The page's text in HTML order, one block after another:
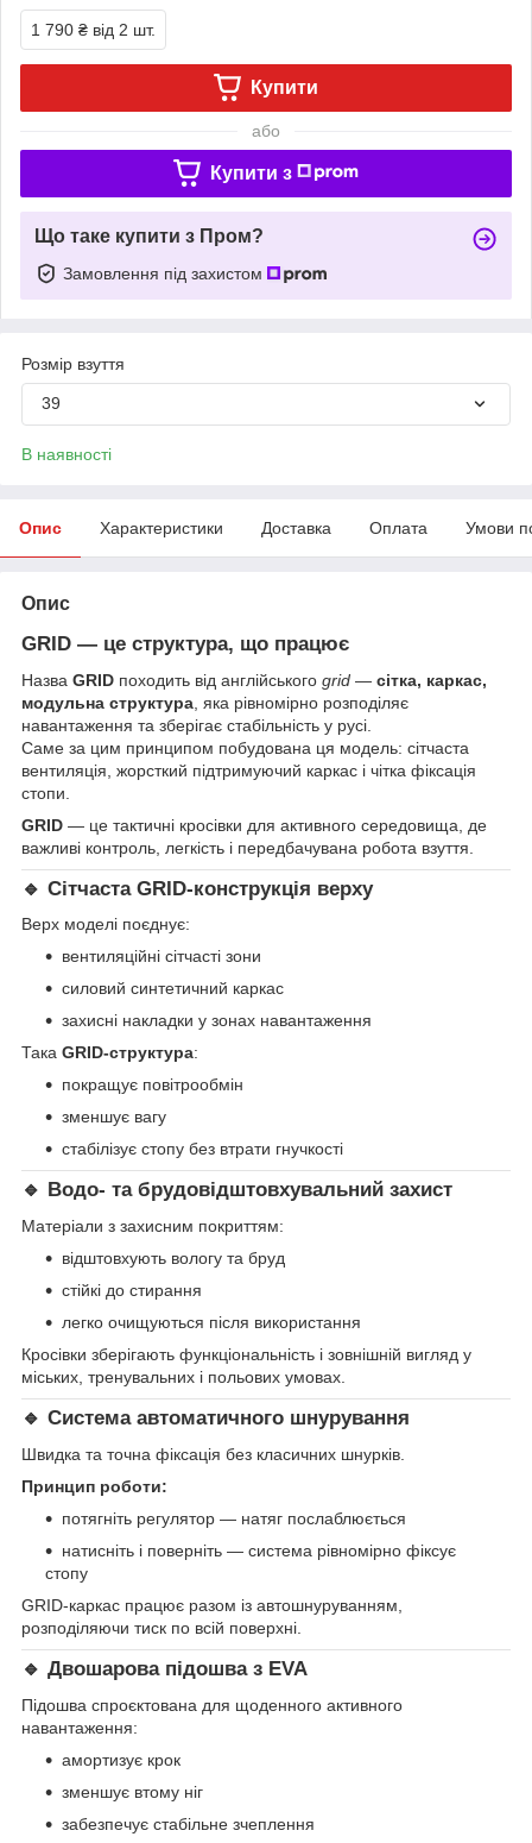
1 790 ₴ від 2 шт.
Купити
або
Купити з
Що таке купити з Пром?
Замовлення під захистом
Розмір взуття
39
В наявності
Опис Характеристики Доставка Оплата Умови
Опис
GRID — це структура, що працює
Назва GRID походить від англійського grid — сітка, каркас,
модульна структура , яка рівномірно розподіляє
навантаження та зберігає стабільність у русі.
Саме за цим принципом побудована ця модель: сітчаста
вентиляція, жорсткий підтримуючий каркас і чітка фіксація
стопи.
GRID — це тактичні кросівки для активного середовища, де
важливі контроль, легкість і передбачувана робота взуття.
🔹 Сітчаста GRID-конструкція верху
Верх моделі поєднує:
вентиляційні сітчасті зони
силовий синтетичний каркас
захисні накладки у зонах навантаження
Така GRID-структура:
покращує повітрообмін
зменшує вагу
стабілізує стопу без втрати гнучкості
🔹 Водо- та брудовідштовхувальний захист
Матеріали з захисним покриттям:
відштовхують вологу та бруд
стійкі до стирання
легко очищуються після використання
Кросівки зберігають функціональність і зовнішній вигляд у
міських, тренувальних і польових умовах.
🔹 Система автоматичного шнурування
Швидка та точна фіксація без класичних шнурків.
Принцип роботи:
потягніть регулятор — натяг послаблюється
натисніть і поверніть — система рівномірно фіксує
стопу
GRID-каркас працює разом із автошнуруванням,
розподіляючи тиск по всій поверхні.
🔹 Двошарова підошва з EVA
Підошва спроєктована для щоденного активного
навантаження:
амортизує крок
зменшує втому ніг
забезпечує стабільне зчеплення